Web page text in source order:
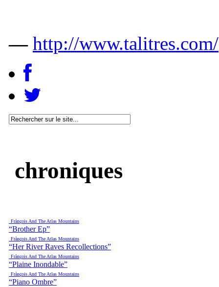
— http://www.talitres.com/
chroniques
Frànçois And The Atlas Mountains
“Brother Ep”
Frànçois And The Atlas Mountains
“Her River Raves Recollections”
Frànçois And The Atlas Mountains
“Plaine Inondable”
Frànçois And The Atlas Mountains
“Piano Ombre”